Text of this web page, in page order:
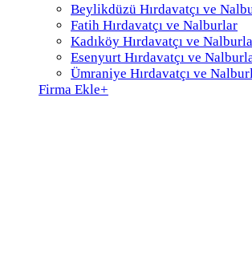
Beylikdüzü Hırdavatçı ve
Fatih Hırdavatçı ve Nalburlar
Kadıköy Hırdavatçı ve
Esenyurt Hırdavatçı ve
Ümraniye Hırdavatçı ve
Firma Ekle+